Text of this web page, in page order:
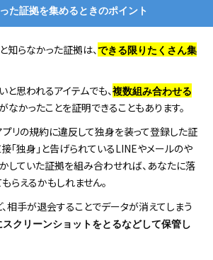
た証拠を集めるときのポイント
らなかった証拠は、 できる限りたくさん集
思われるアイテムでも、 複数組み合わせる
なかったことを証明できることもあります。
リの規約に違反して独身を装って登録した証
「独身」と告げられているLINEやメールのや
していた証拠を組み合わせれば、あなたに落
らえるかもしれません。
相手が退会することでデータが消えてしまう
スクリーンショットをとるなどして保管し